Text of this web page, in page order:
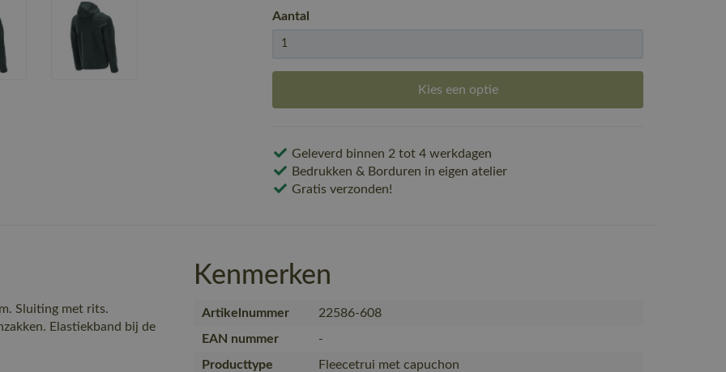
Aantal
Kies een optie
Geleverd binnen 2 tot 4 werkdagen
Bedrukken & Borduren in eigen atelier
Gratis verzonden!
Sluiting met rits.
Elastiekband bij de
Kenmerken
Artikelnummer
22586-608
EAN nummer
-
Producttype
Fleecetrui met capuchon